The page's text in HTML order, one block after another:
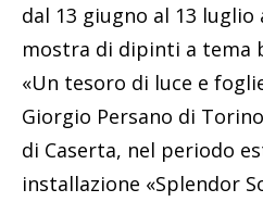
dal 13 giugno al 13 luglio
mostra di dipinti a tema
«Un tesoro di luce e
Giorgio Persano di
di Caserta, nel periodo
installazione «Splendor